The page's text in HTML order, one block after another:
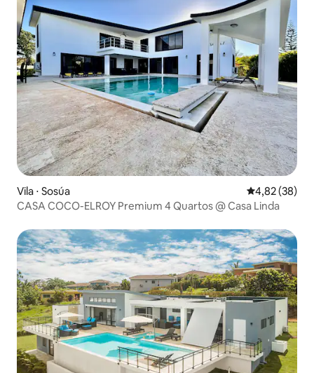
Vila ⋅ Sosúa 4,82 de uma
4,82 (38)
CASA COCO-ELROY Premium 4 Quartos @ Casa Linda